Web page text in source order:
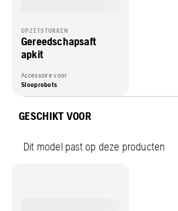
OPZETSTUKKEN
Gereedschapsaft
apkit
Accessoire voor
Slooprobots
GESCHIKT VOOR
Dit model past op deze producten